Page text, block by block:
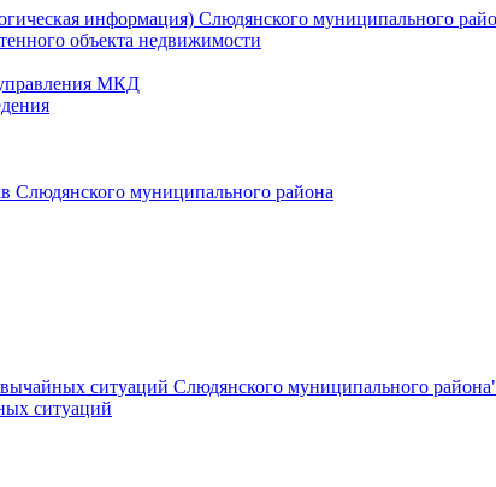
информация) Слюдянского муниципального
объекта недвижимости
МКД
Слюдянского муниципального района
ситуаций Слюдянского муниципального
ситуаций